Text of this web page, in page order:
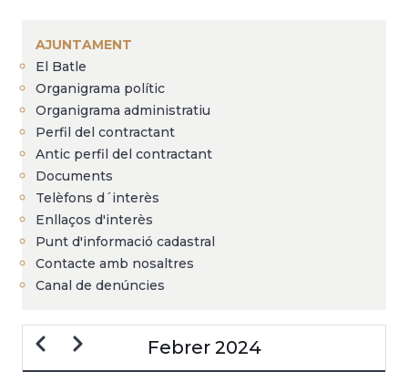
d'Ariadna
AJUNTAMENT
El Batle
Organigrama polític
Organigrama administratiu
Perfil del contractant
Antic perfil del contractant
Documents
Telèfons d´interès
Enllaços d'interès
Punt d'informació cadastral
Contacte amb nosaltres
Canal de denúncies
Febrer 2024
PreviousNext